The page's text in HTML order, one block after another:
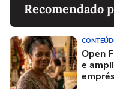
Recomendado
Open
e